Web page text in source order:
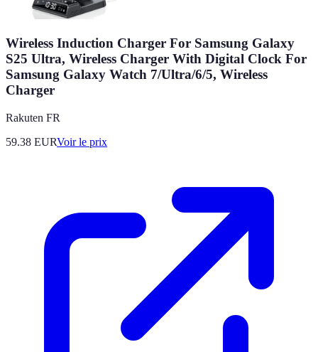
Wireless Induction Charger For Samsung Galaxy
S25 Ultra, Wireless Charger With Digital Clock For
Samsung Galaxy Watch 7/Ultra/6/5, Wireless
Charger
Rakuten FR
59.38 EURVoir le prix